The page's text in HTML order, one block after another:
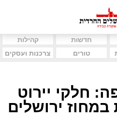
חדשות
קהילות
טורים צרכנות ועסקים
חלקי יירוט
זירות במחוז ירושלים